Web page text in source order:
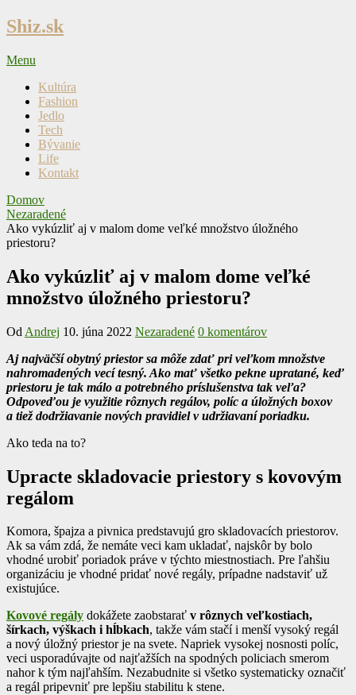
Skip
to
Shiz.sk
Menu
Kultúra
Fashion
Jedlo
Tech
Bývanie
Life
Kontakt
Domov
Nezaradené
Ako vykúzliť aj v malom dome veľké množstvo úložného
priestoru?
Ako vykúzliť aj v malom dome veľké
množstvo úložného priestoru?
Od Andrej 10. júna 2022 Nezaradené 0 komentárov
Aj najväčší obytný priestor sa môže zdať pri veľkom množstve
nahromadených vecí tesný. Ako mať všetko pekne upratané, keď
priestoru je tak málo a potrebného príslušenstva tak veľa?
Odpoveďou je využitie rôznych regálov, políc a úložných boxov
a tiež dodržiavanie nových pravidiel v udržiavaní poriadku.
Ako teda na to?
Upracte skladovacie priestory s kovovým
regálom
Komora, špajza a pivnica predstavujú gro skladovacích priestorov.
Ak sa vám zdá, že nemáte veci kam ukladať, najskôr by bolo
vhodné urobiť poriadok práve v týchto miestnostiach. Pre ľahšiu
organizáciu je vhodné pridať nové regály, prípadne nadstaviť už
existujúce.
Kovové regály dokážete zaobstarať v rôznych veľkostiach,
šírkach, výškach i hĺbkach, takže vám stačí i menší vysoký regál
a nový úložný priestor je na svete. Napriek vysokej nosnosti políc,
veci usporadúvajte od najťažších na spodných policiach smerom
nahor k tým najľahším. Nezabudnite si všetko systematicky označiť
a regál pripevniť pre lepšiu stabilitu k stene.